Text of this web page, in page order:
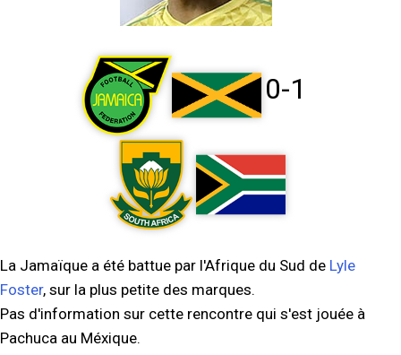
0-1
La Jamaïque a été battue par l'Afrique du Sud de Lyle
Foster, sur la plus petite des marques.
Pas d'information sur cette rencontre qui s'est jouée à
Pachuca au Méxique.